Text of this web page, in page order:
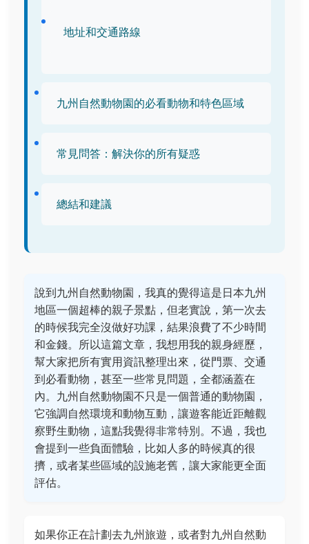
地址和交通路線
九州自然動物園的必看動物和特色區域
常見問答：解決你的所有疑惑
總結和建議
說到九州自然動物園，我真的覺得這是日本九州
地區一個超棒的親子景點，但老實說，第一次去
的時候我完全沒做好功課，結果浪費了不少時間
和金錢。所以這篇文章，我想用我的親身經歷，
幫大家把所有實用資訊整理出來，從門票、交通
到必看動物，甚至一些常見問題，全都涵蓋在
內。九州自然動物園不只是一個普通的動物園，
它強調自然環境和動物互動，讓遊客能近距離觀
察野生動物，這點我覺得非常特別。不過，我也
會提到一些負面體驗，比如人多的時候真的很
擠，或者某些區域的設施老舊，讓大家能更全面
評估。
如果你正在計劃去九州旅遊，或者對九州自然動